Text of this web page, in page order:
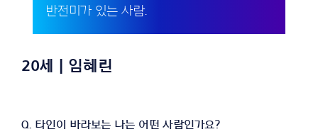
반전미가 있는 사람.
20세 | 임혜린